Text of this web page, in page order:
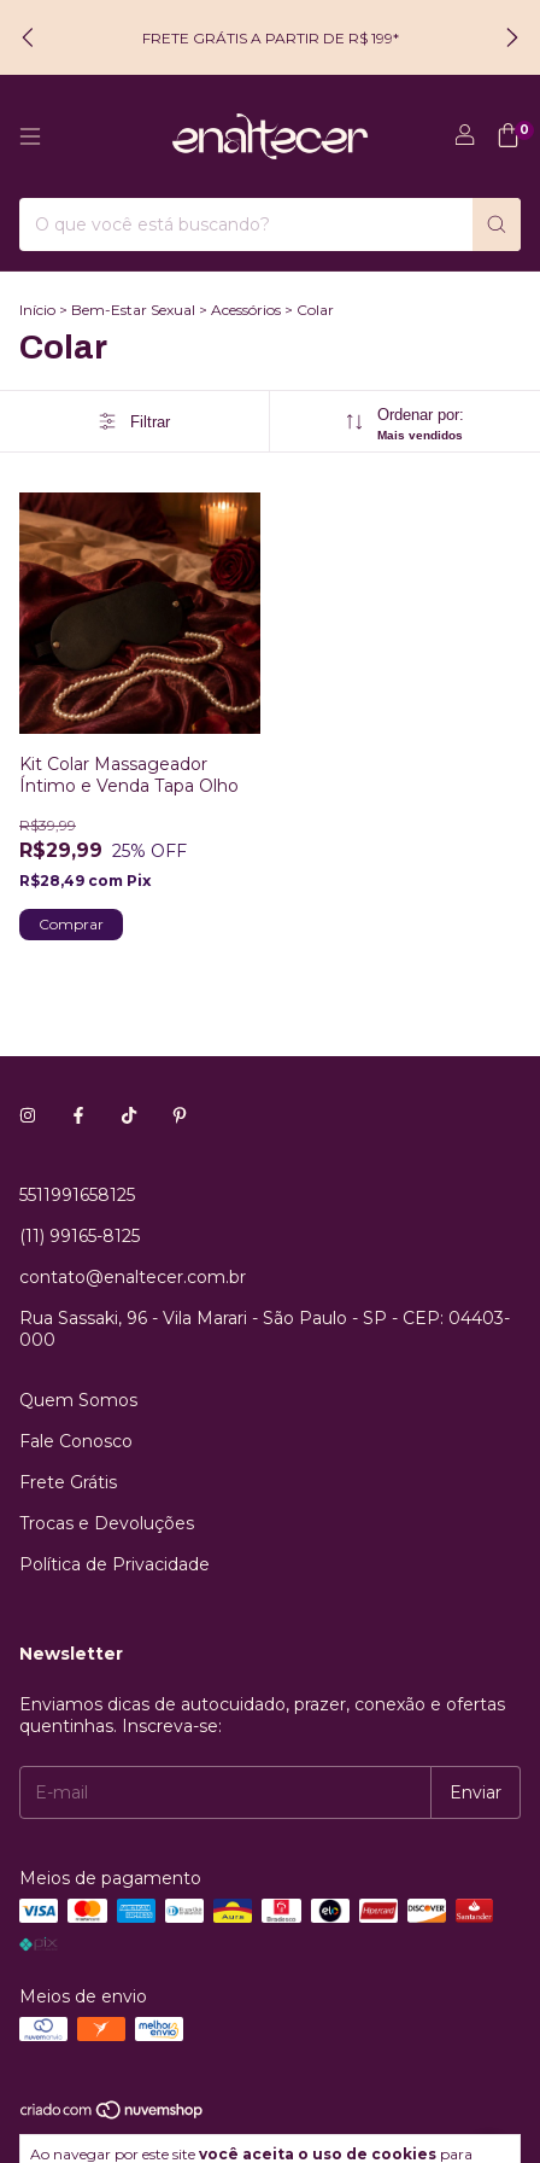
FRETE GRÁTIS A PARTIR DE R$ 199*
0
Ao navegar por este site você aceita o uso de cookies para
Início > Bem-Estar Sexual > Acessórios > Colar
Colar
Filtrar Ordenar por:
Mais vendidos
Kit Colar Massageador
Íntimo e Venda Tapa Olho
R$29,99
R$39,99
25% OFF
R$28,49 com Pix
5511991658125
(11) 99165-8125
contato@enaltecer.com.br
Rua Sassaki, 96 - Vila Marari - São Paulo - SP - CEP: 04403-
000
Quem Somos
Fale Conosco
Frete Grátis
Trocas e Devoluções
Política de Privacidade
Newsletter
Enviamos dicas de autocuidado, prazer, conexão e ofertas
quentinhas. Inscreva-se:
Meios de pagamento
Meios de envio
Copyright Enaltecer Comercio Ltda - 43089427000110 - 2026. Todos os
direitos reservados.